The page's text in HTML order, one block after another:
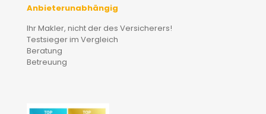
Anbieterunabhängig
Ihr Makler, nicht der des Versicherers!
Testsieger im Vergleich
Beratung
Betreuung